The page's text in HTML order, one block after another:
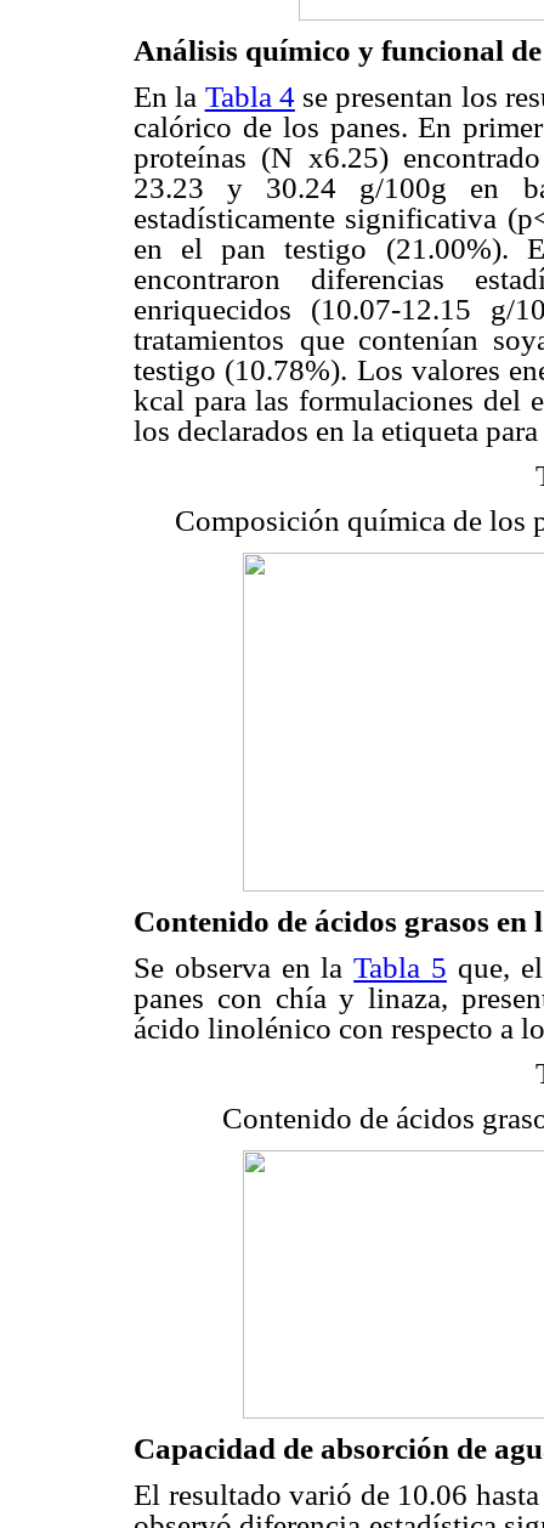
Análisis químico y funcional de
En la Tabla 4se presentan los
calórico de los panes. En
proteínas (N x6.25) encontrado
23.23 y 30.24 g/100g en
estadísticamente significativa
en el pan testigo
(21.00%).
encontraron
diferencias
enriquecidos
(10.07-12.15 g/
tratamientos que contenían
testigo (10.78%). Los valores
kcal para las formulaciones del
los declarados en la etiqueta para
Composición química de los
Contenido de ácidos grasos en
Se observa en laTabla 5 que,
panes con chía y linaza,
ácido linolénico con respecto a
Contenido de ácidos
Capacidad de absorción de
El resultado varió de 10.06